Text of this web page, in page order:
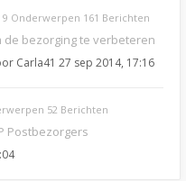
9 Onderwerpen 161 Berichten
de bezorging te verbeteren
Carla41 27 sep 2014, 17:16
52 Berichten
Postbezorgers